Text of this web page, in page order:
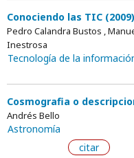
Conociendo las TIC (2009)
Pedro Calandra Bustos ,
Inestrosa
Tecnología de la
Cosmografia o
Andrés Bello
Astronomía
citar